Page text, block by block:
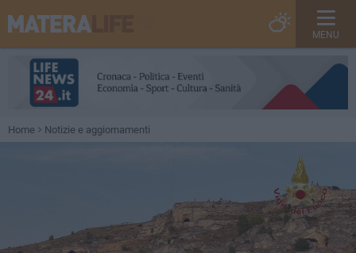
MENU
Home Notizie e aggiornamenti